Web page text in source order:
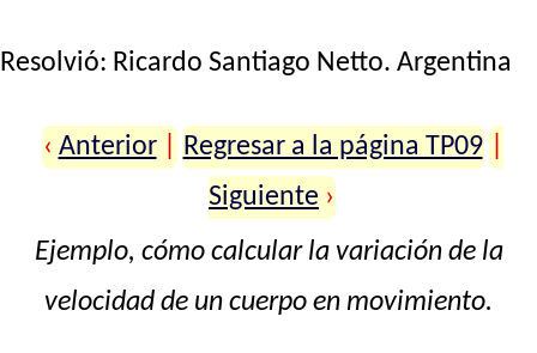
Resolvió: Ricardo Santiago Netto. Argentina
‹ Anterior Regresar a la página TP09
Siguiente ›
Ejemplo, cómo calcular la variación de la
velocidad de un cuerpo en movimiento.